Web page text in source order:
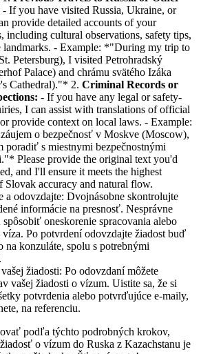
- If you have visited Russia, Ukraine, or
provide detailed accounts of your
including cultural observations, safety tips,
landmarks. - Example: *"During my trip to
Petersburg), I visited Petrohradský
Palace) and chrámu svätého Izáka
Cathedral)."* 2. Criminal Records or
- If you have any legal or safety-
I can assist with translations of official
provide context on local laws. - Example:
o bezpečnosť v Moskve (Moscow),
poradiť s miestnymi bezpečnostnými
Please provide the original text you'd
and I'll ensure it meets the highest
Slovak accuracy and natural flow.
a odovzdajte: Dvojnásobne skontrolujte
informácie na presnosť. Nesprávne
spôsobiť oneskorenie spracovania alebo
víza. Po potvrdení odovzdajte žiadost buď
na konzuláte, spolu s potrebnými
žiadosti: Po odovzdaní môžete
vašej žiadosti o vízum. Uistite sa, že si
potvrdenia alebo potvrďujúce e-maily,
na referenciu.
podľa týchto podrobných krokov,
o vízum do Ruska z Kazachstanu je